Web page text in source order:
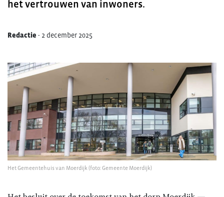
het vertrouwen van inwoners.
Redactie - 2 december 2025
Het Gemeentehuis van Moerdijk (foto: Gemeente Moerdijk)